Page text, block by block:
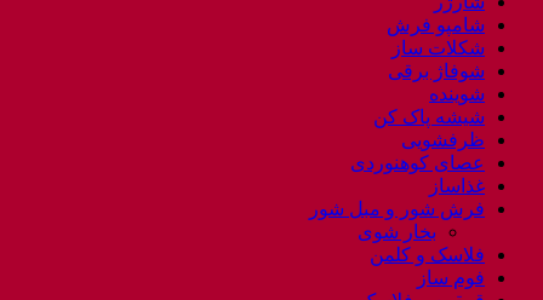
شامپو فرش
شکلات ساز
شوفاژ برقی
شوینده
شیشه پاک کن
ظرفشویی
عصای کوهنوردی
غذاساز
فرش شور و مبل شور
بخار شوی
فلاسک و کلمن
فوم ساز